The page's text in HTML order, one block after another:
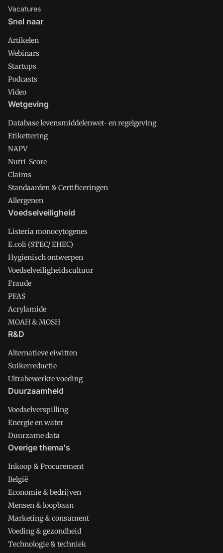
Vacatures
Snel naar
Artikelen
Webinars
Startups
Podcasts
Video
Wetgeving
Database levensmiddelenwet- en regelgeving
Etikettering
NAPV
Nutri-Score
Claims
Standaarden & Certificeringen
Allergenen
Voedselveiligheid
Listeria monocytogenes
E.coli (STEC/ EHEC)
Hygienisch ontwerpen
Voedselveiligheidscultuur
Fraude
PFAS
Acrylamide
MOAH & MOSH
R&D
Alternatieve eiwitten
Suikerreductie
Ultrabewerkte voeding
Duurzaamheid
Voedselverspilling
Energie en water
Duurzame data
Overige thema's
Inkoop & Procurement
België
Economie & bedrijven
Mensen & loopbaan
Marketing & consument
Voeding & gezondheid
Technologie & techniek